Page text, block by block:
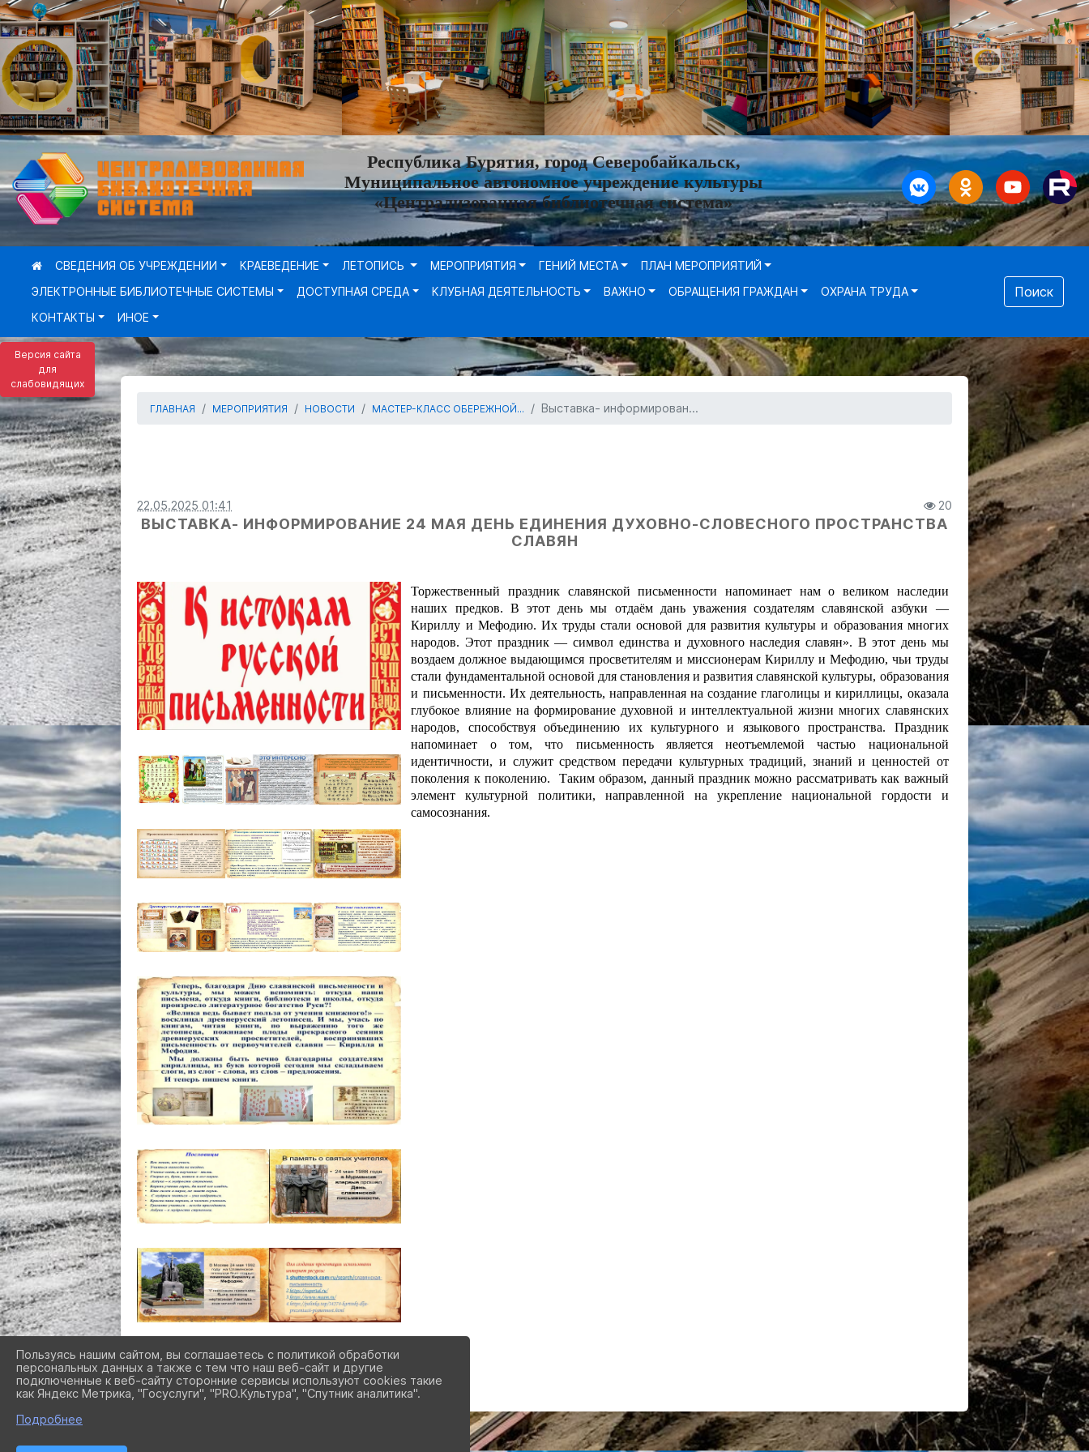
Версия сайта
для
слабовидящих
Республика Бурятия, город Северобайкальск,
Муниципальное автономное учреждение культуры
«Централизованная библиотечная система»
СВЕДЕНИЯ ОБ УЧРЕЖДЕНИИ КРАЕВЕДЕНИЕ ЛЕТОПИСЬ МЕРОПРИЯТИЯ ГЕНИЙ МЕСТА
ПЛАН МЕРОПРИЯТИЙ
ЭЛЕКТРОННЫЕ БИБЛИОТЕЧНЫЕ СИСТЕМЫ
ДОСТУПНАЯ СРЕДА КЛУБНАЯ ДЕЯТЕЛЬНОСТЬ ВАЖНО ОБРАЩЕНИЯ ГРАЖДАН
ОХРАНА ТРУДА
КОНТАКТЫ
ИНОЕ
Поиск
ГЛАВНАЯ МЕРОПРИЯТИЯ НОВОСТИ МАСТЕР-КЛАСС ОБЕРЕЖНОЙ... Выставка- информирован...
22.05.2025 01:41 20
ВЫСТАВКА- ИНФОРМИРОВАНИЕ 24 МАЯ ДЕНЬ ЕДИНЕНИЯ ДУХОВНО-СЛОВЕСНОГО ПРОСТРАНСТВА
СЛАВЯН
Торжественный праздник славянской письменности напоминает нам о великом наследии
наших предков. В этот день мы отдаём дань уважения создателям славянской азбуки —
Кириллу и Мефодию. Их труды стали основой для развития культуры и образования многих
народов. Этот праздник — символ единства и духовного наследия славян». В этот день мы
воздаем должное выдающимся просветителям и миссионерам Кириллу и Мефодию, чьи труды
стали фундаментальной основой для становления и развития славянской культуры, образования
и письменности. Их деятельность, направленная на создание глаголицы и кириллицы, оказала
глубокое влияние на формирование духовной и интеллектуальной жизни многих славянских
народов, способствуя объединению их культурного и языкового пространства. Праздник
напоминает о том, что письменность является неотъемлемой частью национальной
идентичности, и служит средством передачи культурных традиций, знаний и ценностей от
поколения к поколению. Таким образом, данный праздник можно рассматривать как важный
элемент культурной политики, направленной на укрепление национальной гордости и
самосознания.
Пользуясь нашим сайтом, вы соглашаетесь с политикой обработки
персональных данных а также с тем что наш веб-сайт и другие
подключенные к веб-сайту сторонние сервисы используют cookies такие
как Яндекс Метрика, "Госуслуги", "PRO.Культура", "Спутник аналитика".
Подробнее